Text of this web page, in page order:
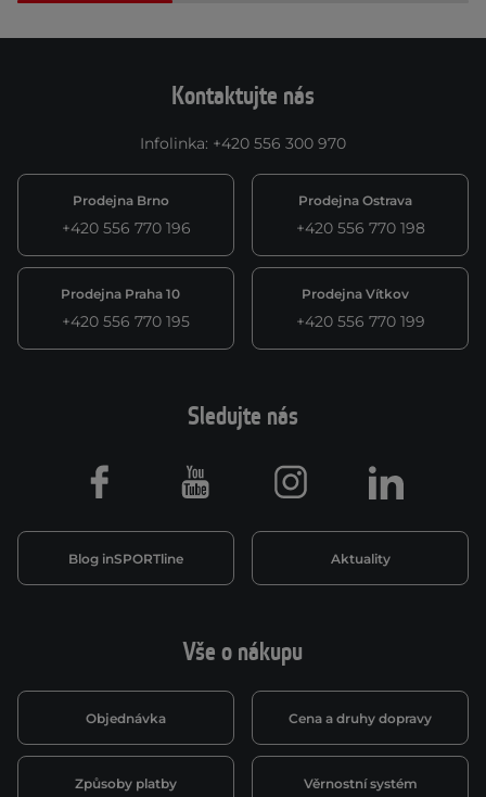
Kontaktujte nás
Infolinka: +420 556 300 970
Prodejna Brno
+420 556 770 196
Prodejna Ostrava
+420 556 770 198
Prodejna Praha 10
+420 556 770 195
Prodejna Vítkov
+420 556 770 199
Vše o nákupu
Objednávka Cena a druhy dopravy
Způsoby platby Věrnostní systém
Sledujte nás
Blog inSPORTline Aktuality
Facebook Youtube Instagram LinkedIn